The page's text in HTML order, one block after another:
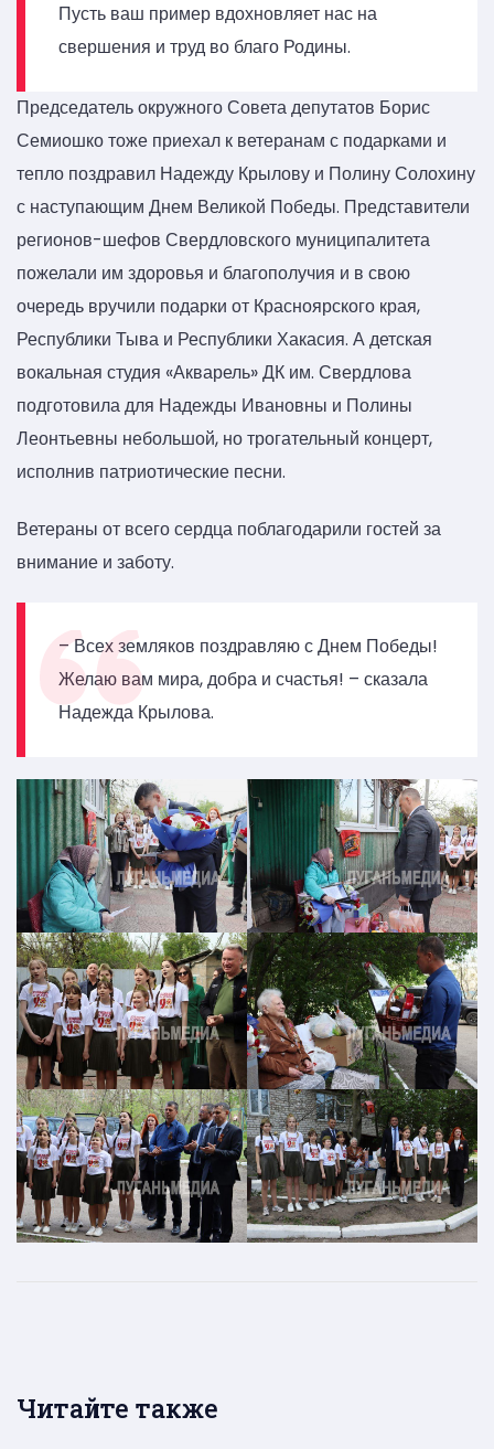
Пусть ваш пример вдохновляет нас на
свершения и труд во благо Родины.
Председатель окружного Совета депутатов Борис
Семиошко тоже приехал к ветеранам с подарками и
тепло поздравил Надежду Крылову и Полину Солохину
с наступающим Днем Великой Победы. Представители
регионов-шефов Свердловского муниципалитета
пожелали им здоровья и благополучия и в свою
очередь вручили подарки от Красноярского края,
Республики Тыва и Республики Хакасия. А детская
вокальная студия «Акварель» ДК им. Свердлова
подготовила для Надежды Ивановны и Полины
Леонтьевны небольшой, но трогательный концерт,
исполнив патриотические песни.
Ветераны от всего сердца поблагодарили гостей за
внимание и заботу.
– Всех земляков поздравляю с Днем Победы!
Желаю вам мира, добра и счастья! – сказала
Надежда Крылова.
Читайте также